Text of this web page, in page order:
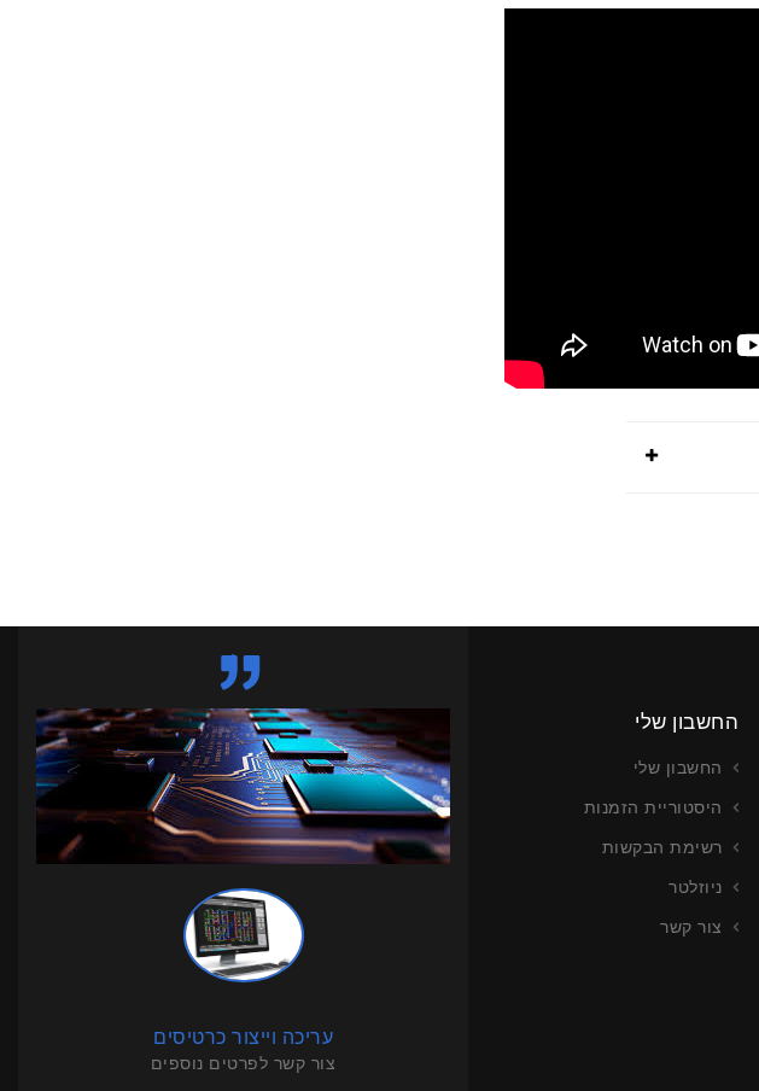
החשבון שלי
החשבון שלי
היסטוריית הזמנות
רשימת הבקשות
ניוזלטר
צור קשר
עריכה וייצור כרטיסים
צור קשר לפרטים נוספים